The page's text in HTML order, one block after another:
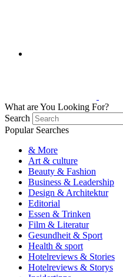
What are You Looking For?
Search
Popular Searches
& More
Art & culture
Beauty & Fashion
Business & Leadership
Design & Architektur
Editorial
Essen & Trinken
Film & Literatur
Gesundheit & Sport
Health & sport
Hotelreviews & Stories
Hotelreviews & Storys